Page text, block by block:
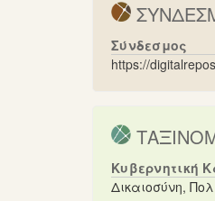
Σύνδεσμος
https://
Κυβερνητική
Δικαιοσύνη,